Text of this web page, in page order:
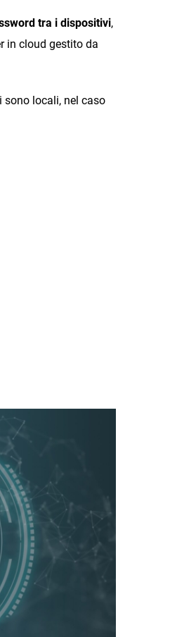
tra i dispositivi,
in cloud gestito da
sono locali, nel caso